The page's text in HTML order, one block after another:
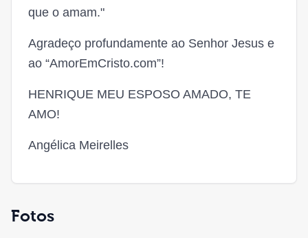
que o amam."
Agradeço profundamente ao Senhor Jesus e
ao “AmorEmCristo.com”!
HENRIQUE MEU ESPOSO AMADO, TE
AMO!
Angélica Meirelles
Fotos